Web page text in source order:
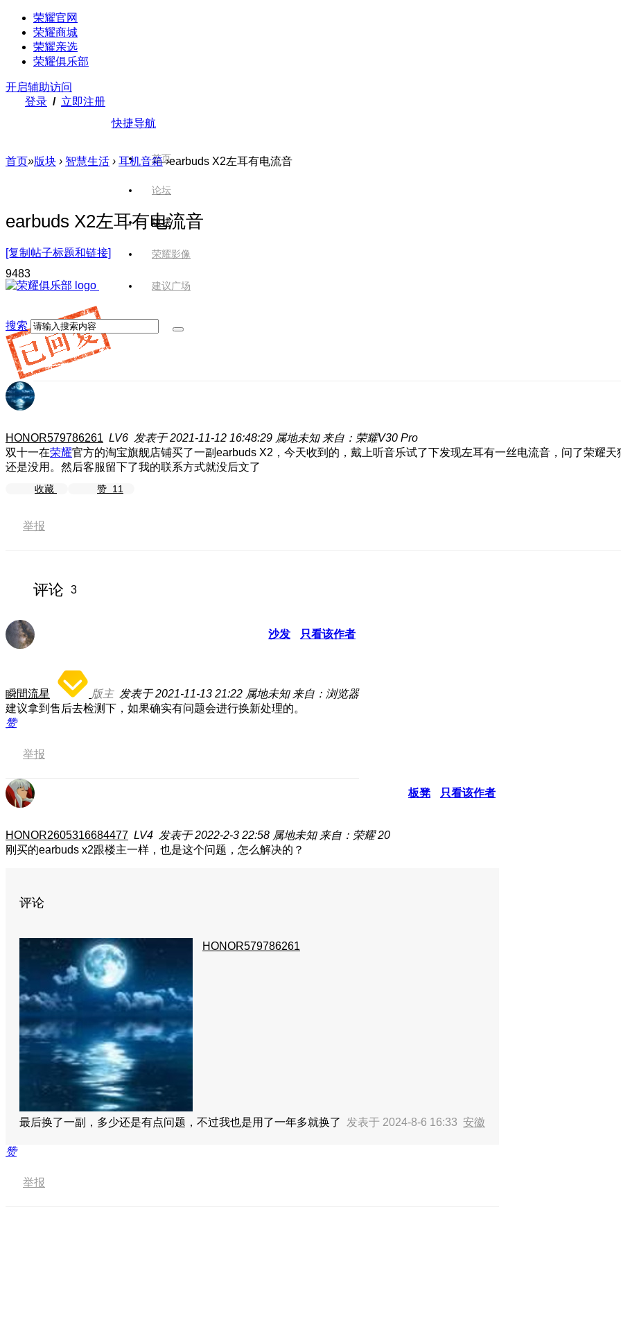
荣耀官网
荣耀商城
荣耀亲选
荣耀俱乐部
开启辅助访问
登录 / 立即注册
快捷导航
首页
论坛
版块
荣耀影像
建议广场
搜索
首页»版块 › 智慧生活 › 耳机音箱 ›earbuds X2左耳有电流音
earbuds X2左耳有电流音
[复制帖子标题和链接]
9483
HONOR579786261 LV6 发表于 2021-11-12 16:48:29 属地未知 来自：荣耀V30 Pro
双十一在荣耀官方的淘宝旗舰店铺买了一副earbuds X2，今天收到的，戴上听音乐试了下发现左耳有一丝电流音，问了荣耀
还是没用。然后客服留下了我的联系方式就没后文了
收藏 赞 11
举报
评论 3
沙发 只看该作者
瞬間流星 版主 发表于 2021-11-13 21:22 属地未知 来自：浏览器
建议拿到售后去检测下，如果确实有问题会进行换新处理的。
赞
举报
板凳 只看该作者
HONOR2605316684477 LV4 发表于 2022-2-3 22:58 属地未知 来自：荣耀 20
刚买的earbuds x2跟楼主一样，也是这个问题，怎么解决的？
评论
HONOR579786261
最后换了一副，多少还是有点问题，不过我也是用了一年多就换了 发表于 2024-8-6 16:33 安徽
赞
举报